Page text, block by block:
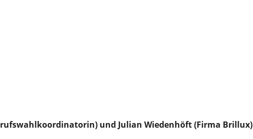
und Julian Wiedenhöft (Firma Brillux)